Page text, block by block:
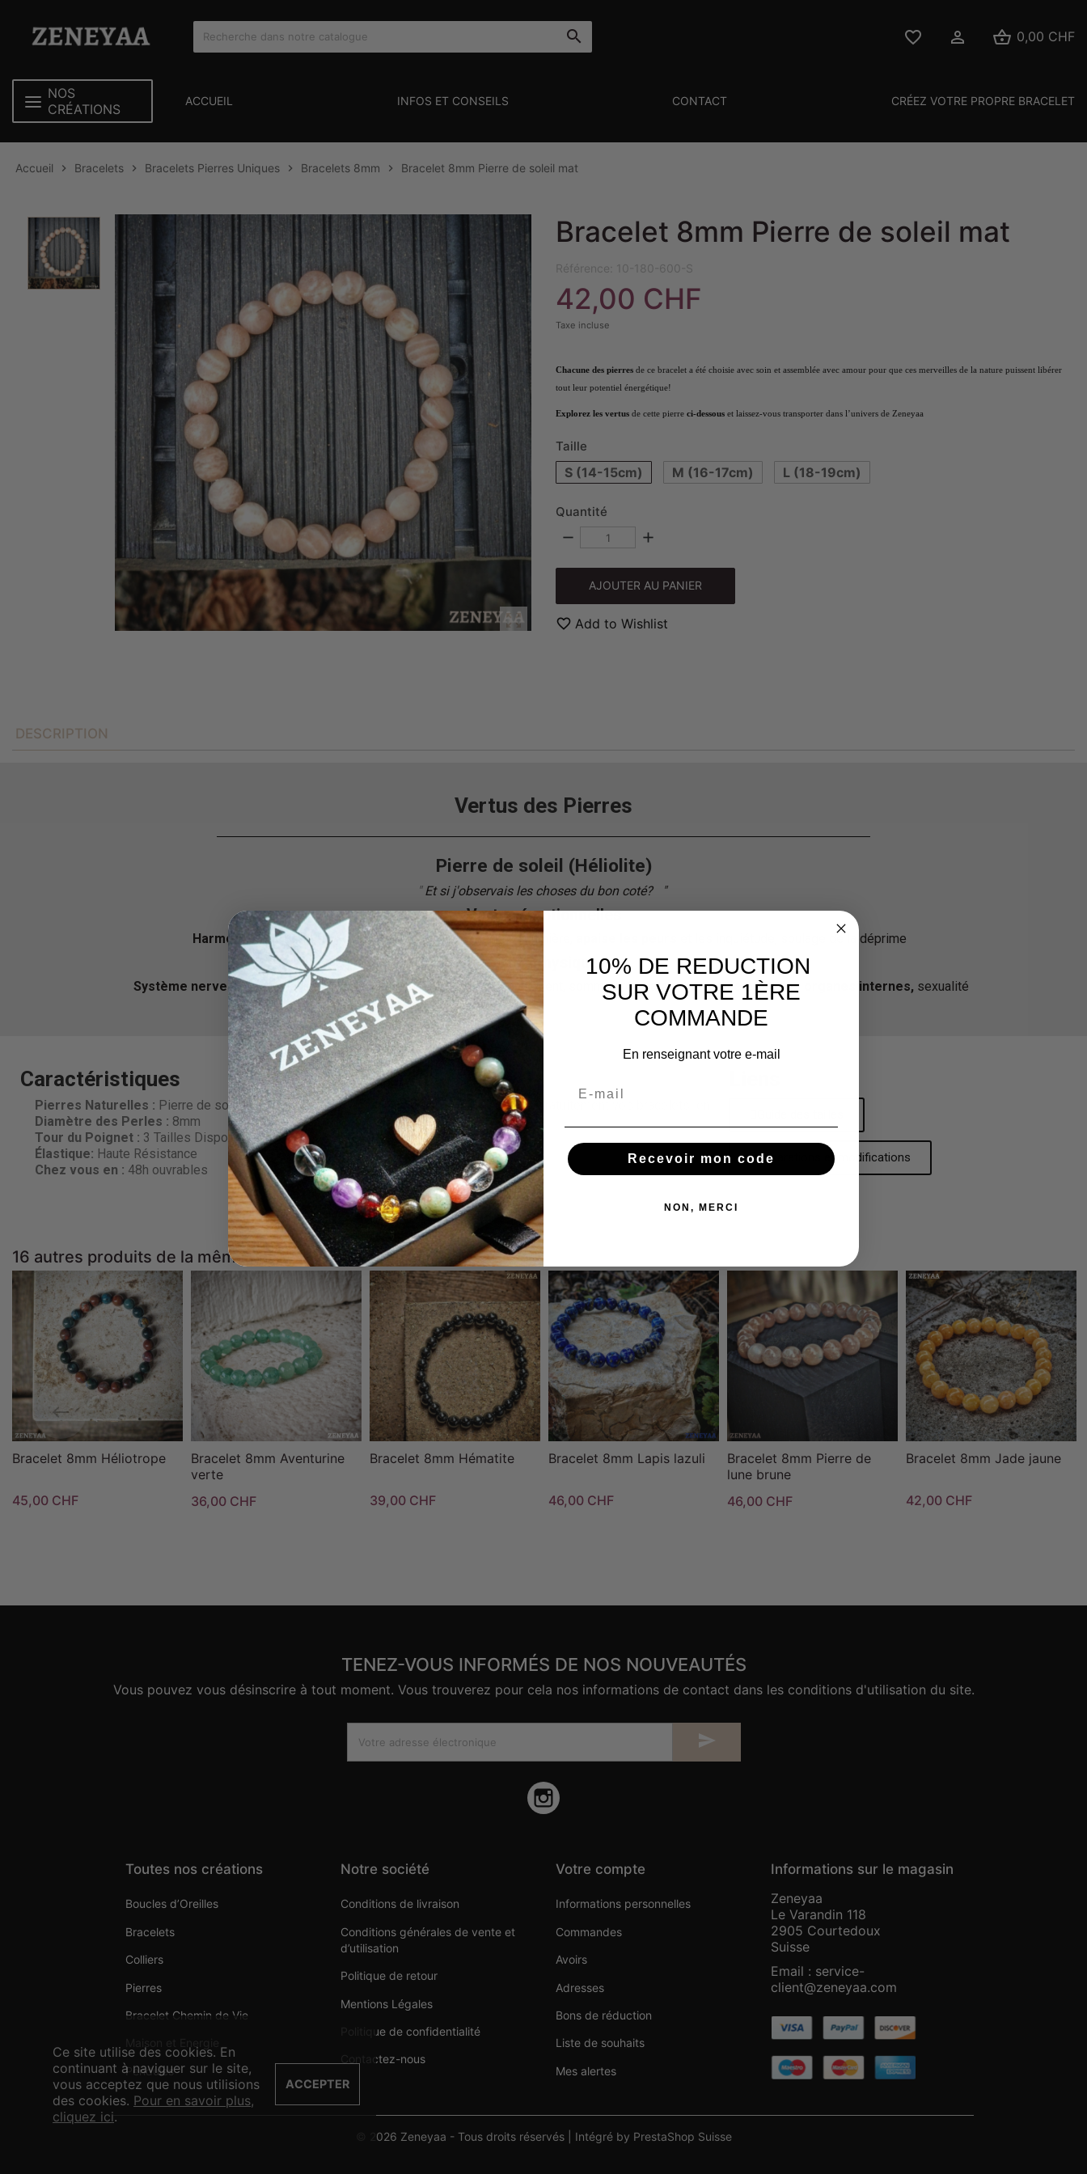
    0,00 CHF
NOS
CRÉATIONS
ACCUEIL INFOS ET CONSEILS CONTACT CRÉEZ VOTRE PROPRE BRACELET
Accueil  Bracelets  Bracelets Pierres Uniques  Bracelets 8mm  Bracelet 8mm Pierre de soleil mat

Bracelet 8mm Pierre de soleil mat
Référence: 10-180-600-S
42,00 CHF
Taxe incluse
Chacune des pierres de ce bracelet a été choisie avec soin et assemblée avec amour pour que ces merveilles de la nature puissent libérer
tout leur potentiel énergétique!
Explorez les vertus de cette pierre ci-dessous et laissez-vous transporter dans l’univers de Zeneyaa
Taille
S (14-15cm) M (16-17cm) L (18-19cm)
Quantité
remove add
AJOUTER AU PANIER
favorite_border Add to Wishlist
DESCRIPTION
Vertus des Pierres
Pierre de soleil (Héliolite)
"Et si j'observais les choses du bon coté? ""
Vertus émotionnelles
Harmonie émotionnelle , optimisme, joie de vivre, chance, lumière, et les inquiétude, soulage de la déprime
Vertus physiques
Système nerveux , système immunitaire, asthme, reins, cœur, ballonnement, sommeil réparateur,harmonie entre les organes internes, sexualité
Caractéristiques
Pierres Naturelles : Pierre de soleil mat
Diamètre des Perles : 8mm
Tour du Poignet : 3 Tailles Disponibles
Élastique: Haute Résistance
Chez vous en : 48h ouvrables
Service
Nous réajustons et réparons gratuitement vos bracelets en
cas de besoin !
Réparations et modifications
16 autres produits de la même catégorie :
Bracelet 8mm Héliotrope
45,00 CHF
Bracelet 8mm Aventurine
verte
36,00 CHF
Bracelet 8mm Hématite
39,00 CHF
Bracelet 8mm Lapis lazuli
46,00 CHF
Bracelet 8mm Pierre de
lune brune
46,00 CHF
Bracelet 8mm Jade jaune
42,00 CHF
TENEZ-VOUS INFORMÉS DE NOS NOUVEAUTÉS
Vous pouvez vous désinscrire à tout moment. Vous trouverez pour cela nos informations de contact dans les conditions d'utilisation du site.

Toutes nos créations
Boucles d’Oreilles
Bracelets
Colliers
Pierres
Bracelet Chemin de Vie
Pendules
Notre société
Conditions de livraison
Conditions générales de vente et
d’utilisation
Politique de retour
Mentions Légales
Politique de confidentialité
Contactez-nous
Votre compte
Informations personnelles
Commandes
Avoirs
Adresses
Bons de réduction
Liste de souhaits
Mes alertes
Informations sur le magasin
Zeneyaa
Le Varandin 118
2905 Courtedoux
Suisse
Email : service-
client@zeneyaa.com
© 2026 Zeneyaa - Tous droits réservés | Intégré by PrestaShop Suisse
Ce site utilise des cookies. En
continuant à naviguer sur le site,
vous acceptez que nous utilisions
des cookies. Pour en savoir plus,
cliquez ici.
ACCEPTER
10% DE REDUCTION
SUR VOTRE 1ÈRE
COMMANDE
En renseignant votre e-mail
Recevoir mon code
NON, MERCI